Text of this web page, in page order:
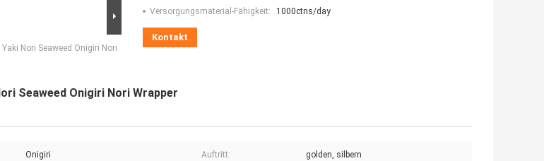
Nori Seaweed Onigiri Nori
Versorgungsmaterial-Fähigkeit:
1000ctns/day
Kontakt
Seaweed Onigiri Nori Wrapper
Onigiri Auftritt: golden, silbern